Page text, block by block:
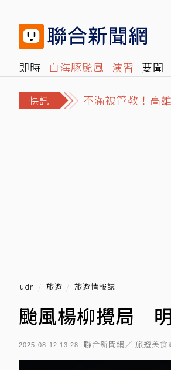
即時 白海豚颱風 演習 要聞
快訊
不滿被管教！高
賴清德酸施政吊
udn 旅遊 旅遊情報誌
颱風楊柳攪局
2025-08-12 13:28 聯合新聞網／ 旅遊美食